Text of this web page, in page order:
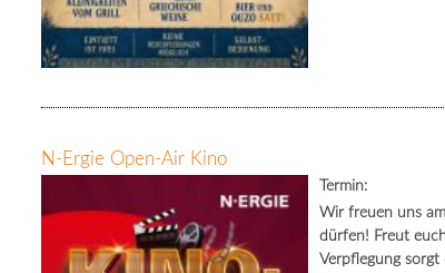
N-Ergie Open-Air Kino
Termin:
Wir freuen uns
dürfen! Freut
Verpflegung sorgt